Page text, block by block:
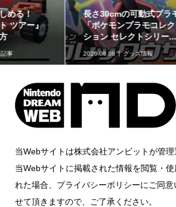
ゲームフリーク公式チャ
ンネルにて『ぽこ あ ポケ
モン』開発エピソード...
ニュース
最初
ンな
モン
当Webサイトは株式会社アンビットが管理
当Webサイトに掲載された情報を閲覧・
れた場合、プライバシーポリシーにご同意
せて頂きますので、ご了承ください。